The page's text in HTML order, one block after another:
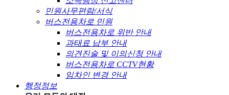
민원사무편람/서식
버스전용차로 민원
버스전용차로 위반 안내
과태료 납부 안내
의견진술 및 이의신청 안내
버스전용차로 CCTV현황
임차인 변경 안내
행정정보